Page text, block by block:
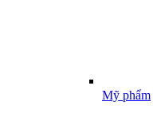
Mỹ phẩm